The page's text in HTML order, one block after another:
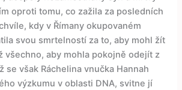
oproti tomu, co zažila za posledních
kdy v Římany okupovaném
svou smrtelností za to, aby mohl žít
všechno, aby mohla pokojně odejít z
se však Ráchelina vnučka Hannah
výzkumu v oblasti DNA, svitne jí